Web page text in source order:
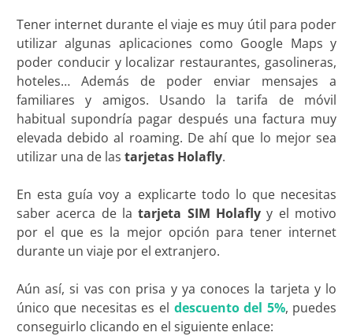
Tener internet durante el viaje es muy útil para poder
utilizar algunas aplicaciones como Google Maps y
poder conducir y localizar restaurantes, gasolineras,
hoteles… Además de poder enviar mensajes a
familiares y amigos. Usando la tarifa de móvil
habitual supondría pagar después una factura muy
elevada debido al roaming. De ahí que lo mejor sea
utilizar una de las tarjetas Holafly.
En esta guía voy a explicarte todo lo que necesitas
saber acerca de latarjeta SIM Holaflyy el motivo
por el que es la mejor opción para tener internet
durante un viaje por el extranjero.
Aún así, si vas con prisa y ya conoces la tarjeta y lo
único que necesitas es el descuento del 5%, puedes
conseguirlo clicando en el siguiente enlace: